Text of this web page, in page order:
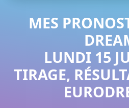
MES
LUNDI 15
TIRAGE,